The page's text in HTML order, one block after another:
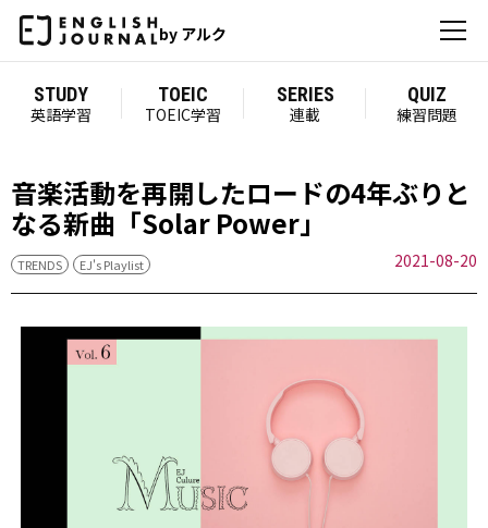
by アルク
STUDY
英語学習
TOEIC
TOEIC学習
SERIES
連載
QUIZ
練習問題
音楽活動を再開したロードの4年ぶりと
なる新曲「Solar Power」
TRENDS EJ's Playlist 2021-08-20